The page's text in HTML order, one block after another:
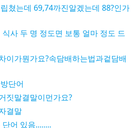
쳤는데 69,74까진알겠는데 88?인가
사 두 명 정도면 보통 얼마 정도 드
이가뭔가요?속담배하는법과겉담배
단어
짓말결말이먼가요?
결말
어 있음........